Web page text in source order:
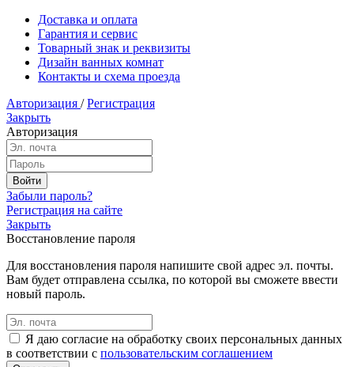
Доставка и оплата
Гарантия и сервис
Товарный знак и реквизиты
Дизайн ванных комнат
Контакты и схема проезда
Авторизация / Регистрация
Закрыть
Авторизация
Забыли пароль?
Регистрация на сайте
Закрыть
Восстановление пароля
Для восстановления пароля напишите свой адрес эл. почты.
Вам будет отправлена ссылка, по которой вы сможете ввести
новый пароль.
Я даю согласие на обработку своих персональных данных
в соответствии с пользовательским соглашением